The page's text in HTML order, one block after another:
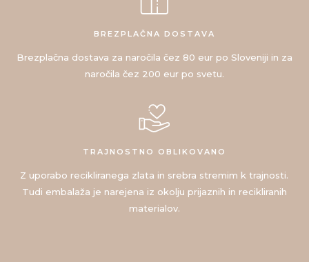
BREZPLAČNA DOSTAVA
Brezplačna dostava za naročila čez 80 eur po Sloveniji in za
naročila čez 200 eur po svetu.
TRAJNOSTNO OBLIKOVANO
Z uporabo recikliranega zlata in srebra stremim k trajnosti.
Tudi embalaža je narejena iz okolju prijaznih in recikliranih
materialov.